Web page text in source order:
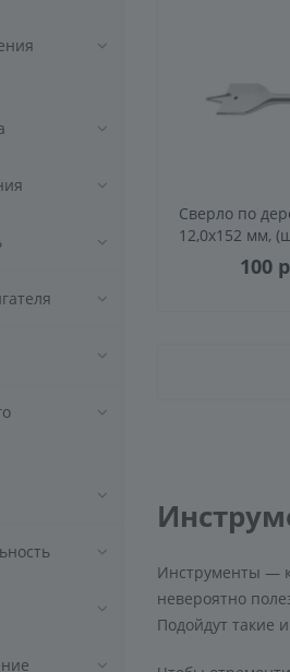
Сверло по
12,0х152 мм,
100
Инструменты —
невероятно
Подойдут такие